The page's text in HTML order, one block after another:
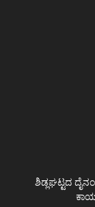
ಶಿಡ್ಲಘಟ್ಟದ